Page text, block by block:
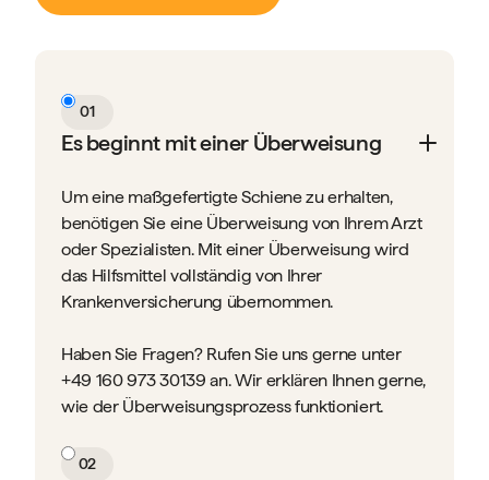
01
Es beginnt mit einer Überweisung
Um eine maßgefertigte Schiene zu erhalten,
benötigen Sie eine Überweisung von Ihrem Arzt
oder Spezialisten. Mit einer Überweisung wird
das Hilfsmittel vollständig von Ihrer
Krankenversicherung übernommen.
Haben Sie Fragen? Rufen Sie uns gerne unter
+49 160 973 30139 an. Wir erklären Ihnen gerne,
wie der Überweisungsprozess funktioniert.
02